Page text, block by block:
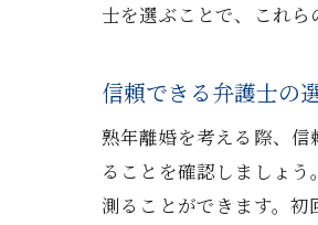
士を選ぶことで、これら
信頼できる弁護士の
熟年離婚を考える際、
ることを確認しましょ
測ることができます。